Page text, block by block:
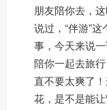
朋友陪你去，
说过，“伴游”
事，今天来说
陪你一起去旅
直不要太爽了
花，是不是能